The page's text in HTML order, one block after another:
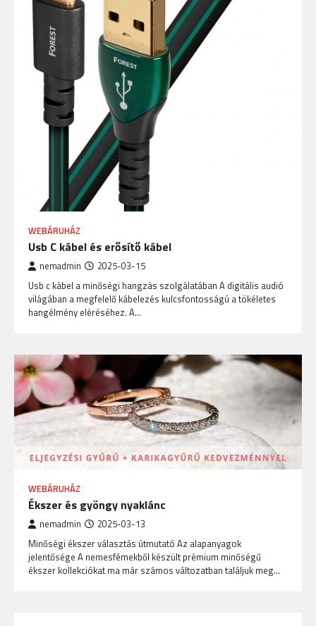
WEBÁRUHÁZ
Usb C kábel és erősítő kábel
nemadmin 2025-03-15
Usb c kábel a minőségi hangzás szolgálatában A digitális audió
világában a megfelelő kábelezés kulcsfontosságú a tökéletes
hangélmény eléréséhez. A…
WEBÁRUHÁZ
Ékszer és gyöngy nyaklánc
nemadmin 2025-03-13
Minőségi ékszer választás útmutató Az alapanyagok
jelentősége A nemesfémekből készült prémium minőségű
ékszer kollekciókat ma már számos változatban találjuk meg…